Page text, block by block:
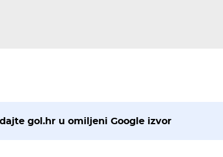
gol.hr u omiljeni Google izvor